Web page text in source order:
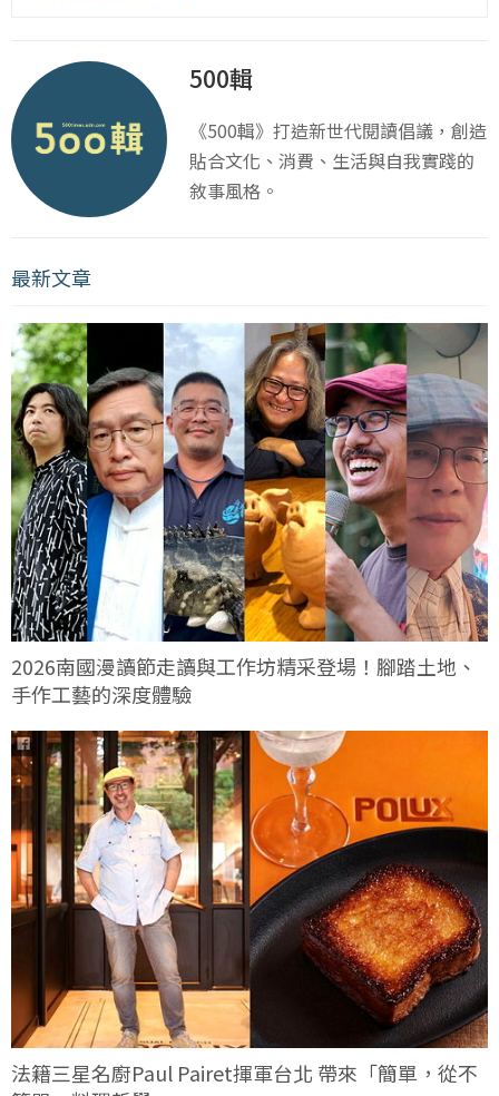
500輯
《500輯》打造新世代閱讀倡議，創造
貼合文化、消費、生活與自我實踐的
敘事風格。
最新文章
2026南國漫讀節走讀與工作坊精采登場！腳踏土地、
手作工藝的深度體驗
法籍三星名廚Paul Pairet揮軍台北 帶來「簡單，從不